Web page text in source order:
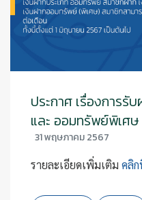
ประกาศ เรื่องการรั
และ ออมทรัพย์พิเศษ
31 พฤษภาคม 2567
รายละเอียดเพิ่มเติม คลิ